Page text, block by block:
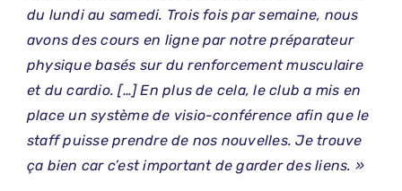
du lundi au samedi. Trois fois par semaine, nous
avons des cours en ligne par notre préparateur
physique basés sur du renforcement musculaire
et du cardio. […] En plus de cela, le club a mis en
place un système de visio-conférence afin que le
staff puisse prendre de nos nouvelles. Je trouve
ça bien car c’est important de garder des liens. »